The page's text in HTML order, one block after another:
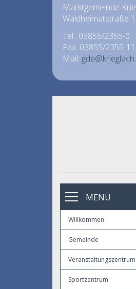
Marktgemeinde
Waldheimatstraße
Tel.: 03855/2355-0
Fax: 03855/2355-
Mail:
MENÜ
Willkommen
Gemeinde
Veranstaltungszentrum
Sportzentrum